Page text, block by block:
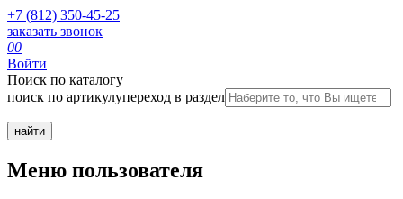
+7 (812) 350-45-25
заказать звонок
00
Войти
Поиск по каталогу
поиск по артикулупереход в раздел
Меню пользователя